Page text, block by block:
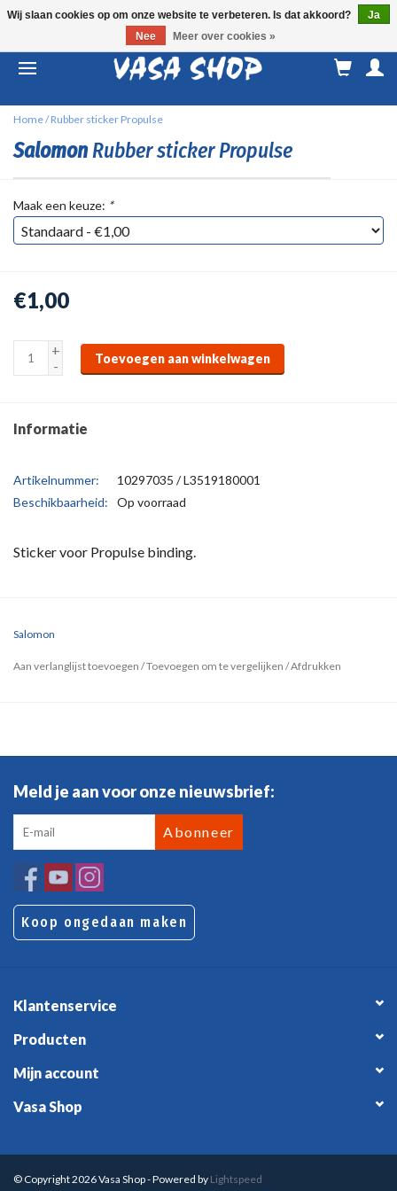
Home/Rubber sticker Propulse
SalomonRubber sticker Propulse
Maak een keuze: *
€1,00
+
-
Toevoegen aan winkelwagen
Informatie
Artikelnummer:
10297035 / L3519180001
Beschikbaarheid:
Op voorraad
Sticker voor Propulse binding.
Salomon
Aan verlanglijst toevoegen /Toevoegen om te vergelijken /Afdrukken
Meld je aan voor onze nieuwsbrief:
Abonneer
Koop ongedaan maken
Klantenservice
Producten
Mijn account
Vasa Shop
© Copyright 2026 Vasa Shop - Powered by Lightspeed
Wij slaan cookies op om onze website te verbeteren. Is dat akkoord?
Ja
Nee
Meer over cookies »